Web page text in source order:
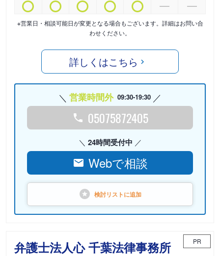
※営業日・相談可能日が変更となる場合もございます。詳細はお問い合
わせください。
詳しくはこちら
営業時間外 09:30-19:30
05075872405
24時間受付中
Webで相談
検討リストに追加
弁護士法人心 千葉法律事務所 PR